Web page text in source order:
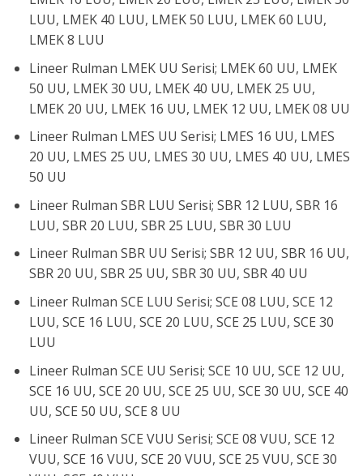
LUU, LMEK 40 LUU, LMEK 50 LUU, LMEK 60 LUU,
LMEK 8 LUU
Lineer Rulman LMEK UU Serisi; LMEK 60 UU, LMEK
50 UU, LMEK 30 UU, LMEK 40 UU, LMEK 25 UU,
LMEK 20 UU, LMEK 16 UU, LMEK 12 UU, LMEK 08 UU
Lineer Rulman LMES UU Serisi; LMES 16 UU, LMES
20 UU, LMES 25 UU, LMES 30 UU, LMES 40 UU, LMES
50 UU
Lineer Rulman SBR LUU Serisi; SBR 12 LUU, SBR 16
LUU, SBR 20 LUU, SBR 25 LUU, SBR 30 LUU
Lineer Rulman SBR UU Serisi; SBR 12 UU, SBR 16 UU,
SBR 20 UU, SBR 25 UU, SBR 30 UU, SBR 40 UU
Lineer Rulman SCE LUU Serisi; SCE 08 LUU, SCE 12
LUU, SCE 16 LUU, SCE 20 LUU, SCE 25 LUU, SCE 30
LUU
Lineer Rulman SCE UU Serisi; SCE 10 UU, SCE 12 UU,
SCE 16 UU, SCE 20 UU, SCE 25 UU, SCE 30 UU, SCE 40
UU, SCE 50 UU, SCE 8 UU
Lineer Rulman SCE VUU Serisi; SCE 08 VUU, SCE 12
VUU, SCE 16 VUU, SCE 20 VUU, SCE 25 VUU, SCE 30